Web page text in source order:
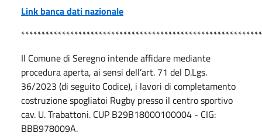
Link banca dati nazionale
Il Comune di Seregno intende affidare mediante
procedura aperta, ai sensi dell’art. 71 del D.Lgs.
36/2023 (di seguito Codice), i lavori di completamento
costruzione spogliatoi Rugby presso il centro sportivo
cav. U. Trabattoni. CUP B29B18000100004 - CIG:
BBB978009A.